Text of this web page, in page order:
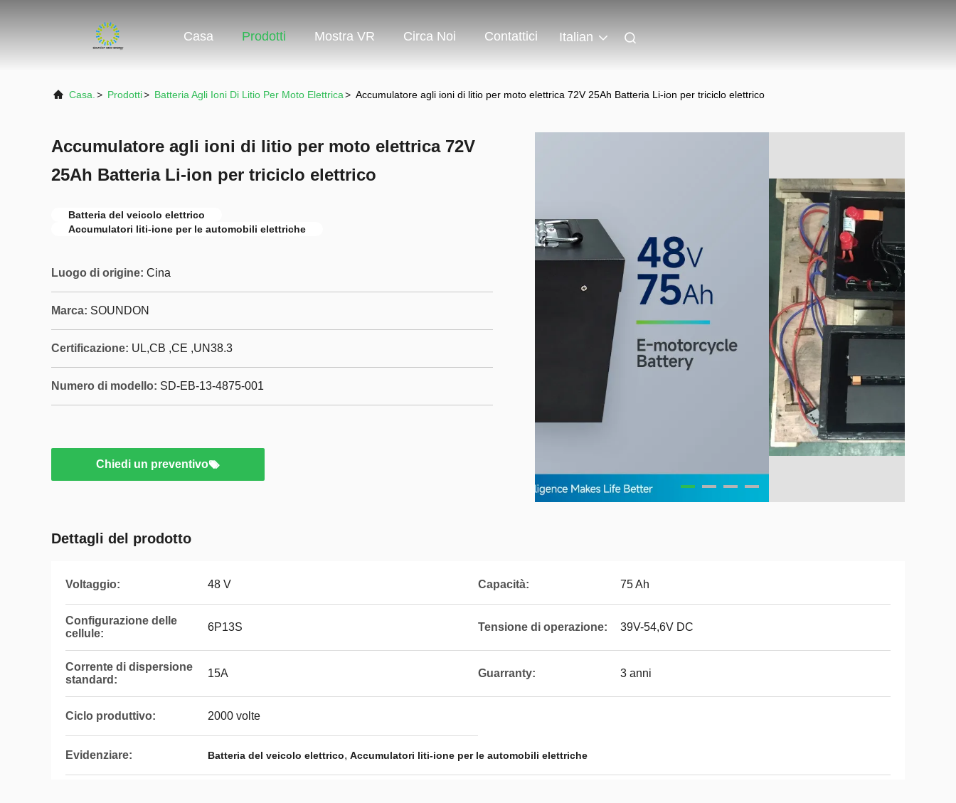
Casa Prodotti Mostra VR Circa Noi Contattici Italian
Casa. > Prodotti> Batteria Agli Ioni Di Litio Per Moto Elettrica> Accumulatore agli ioni di litio per moto elettrica 72V 25Ah Batteria Li-ion per triciclo elettrico
Accumulatore agli ioni di litio per moto elettrica 72V
25Ah Batteria Li-ion per triciclo elettrico
Batteria del veicolo elettrico
Accumulatori liti-ione per le automobili elettriche
Luogo di origine: Cina
Marca: SOUNDON
Certificazione: UL,CB ,CE ,UN38.3
Numero di modello: SD-EB-13-4875-001
Chiedi un preventivo
Dettagli del prodotto
Voltaggio: 48 V Capacità: 75 Ah
Configurazione delle
cellule:
6P13S Tensione di operazione: 39V-54,6V DC
Corrente di dispersione
standard:
15A Guarranty: 3 anni
Ciclo produttivo: 2000 volte
Evidenziare: Batteria del veicolo elettrico, Accumulatori liti-ione per le automobili elettriche